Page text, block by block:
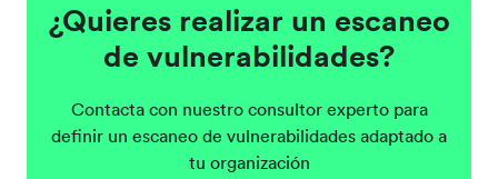
¿Quieres realizar un escaneo
de vulnerabilidades?
Contacta con nuestro consultor experto para
definir un escaneo de vulnerabilidades adaptado a
tu organización